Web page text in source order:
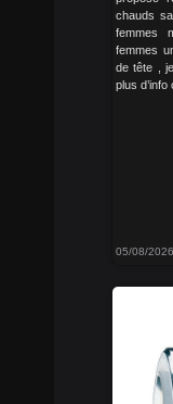
chauds
femmes
femmes
de tête ,
plus d’info
05/08/